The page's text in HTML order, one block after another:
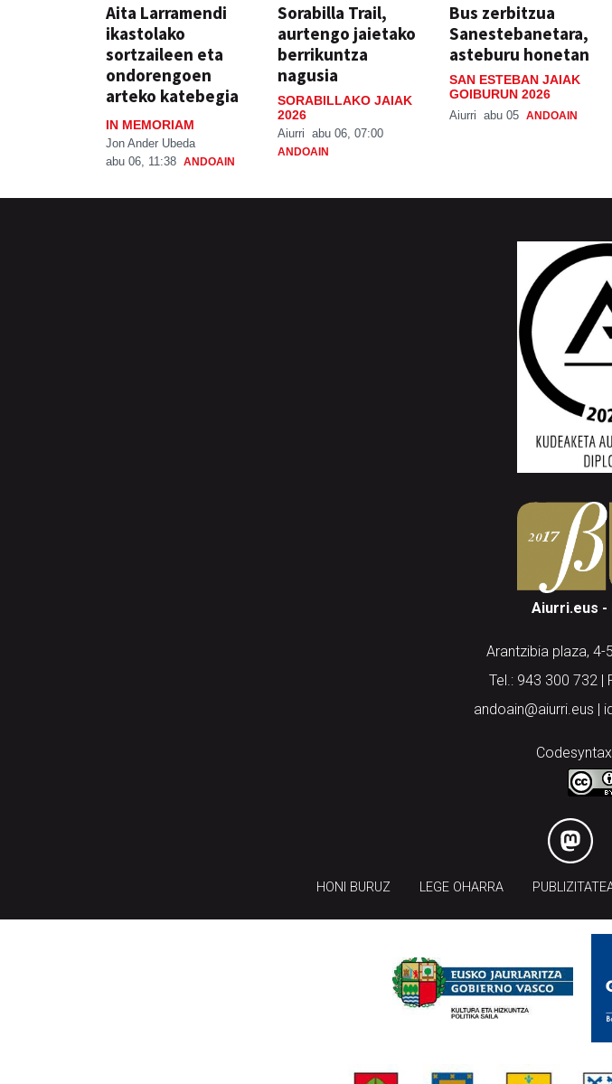
Aita Larramendi
ikastolako
sortzaileen eta
ondorengoen
arteko katebegia
IN MEMORIAM
Jon Ander Ubeda
abu 06, 11:38 ANDOAIN
Sorabilla Trail,
aurtengo jaietako
berrikuntza
nagusia
SORABILLAKO JAIAK
2026
Aiurri abu 06, 07:00
ANDOAIN
Bus zerbitzua
Sanestebanetara,
asteburu honetan
SAN ESTEBAN JAIAK
GOIBURUN 2026
Aiurri abu 05 ANDOAIN
Aiurri.eus -
Arantzibia plaza, 4-
Tel.: 943 300 732 |
andoain@aiurri.eus |
HONI BURUZ LEGE OHARRA